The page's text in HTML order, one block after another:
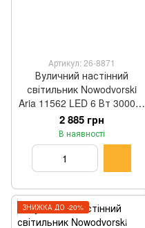
Артикул: 26-8871
Вуличний настінний
світильник Nowodvorski
Aria 11562 LED 6 Вт 3000 K
чорний 13,5 × 13,5 × 4 см
2 885 грн
В наявності
ЗНИЖКА ДО -20%